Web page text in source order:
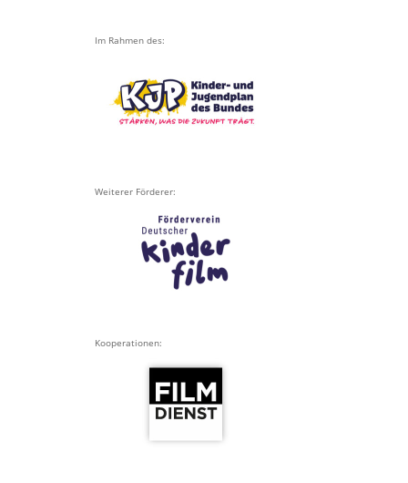
Im Rahmen des:
Weiterer Förderer:
Kooperationen: